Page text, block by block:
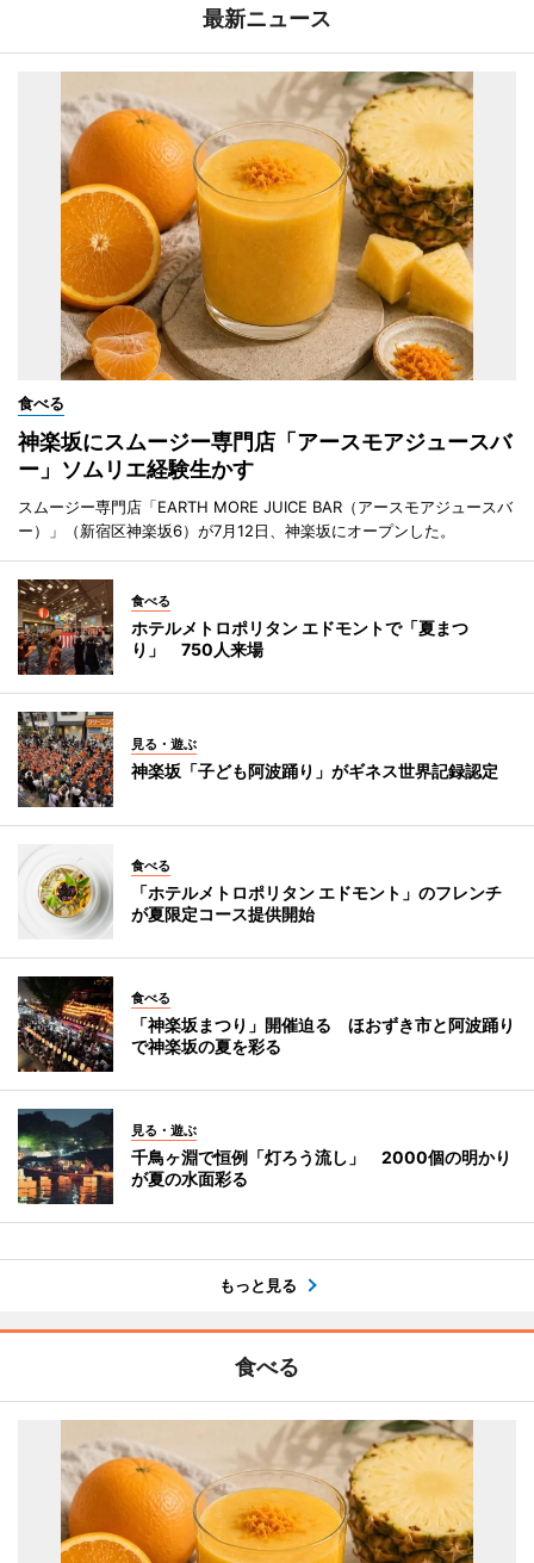
最新ニュース
食べる
神楽坂にスムージー専門店「アースモアジュースバ
ー」ソムリエ経験生かす
スムージー専門店「EARTH MORE JUICE BAR（アースモアジュースバ
ー）」（新宿区神楽坂6）が7月12日、神楽坂にオープンした。
食べる
ホテルメトロポリタン エドモントで「夏まつ
り」 750人来場
見る・遊ぶ
神楽坂「子ども阿波踊り」がギネス世界記録認定
食べる
「ホテルメトロポリタン エドモント」のフレンチ
が夏限定コース提供開始
食べる
「神楽坂まつり」開催迫る ほおずき市と阿波踊り
で神楽坂の夏を彩る
見る・遊ぶ
千鳥ヶ淵で恒例「灯ろう流し」 2000個の明かり
が夏の水面彩る
もっと見る
食べる